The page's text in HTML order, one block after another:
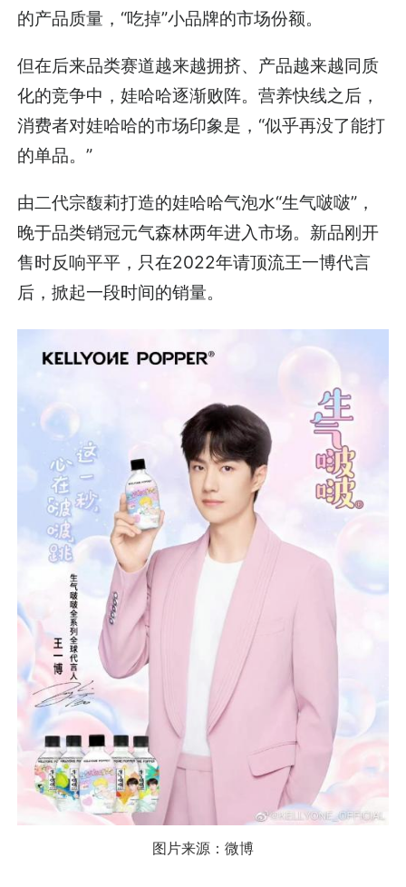
的产品质量，“吃掉”小品牌的市场份额。
但在后来品类赛道越来越拥挤、产品越来越同质
化的竞争中，娃哈哈逐渐败阵。营养快线之后，
消费者对娃哈哈的市场印象是，“似乎再没了能打
的单品。”
由二代宗馥莉打造的娃哈哈气泡水“生气啵啵”，
晚于品类销冠元气森林两年进入市场。新品刚开
售时反响平平，只在2022年请顶流王一博代言
后，掀起一段时间的销量。
图片来源：微博